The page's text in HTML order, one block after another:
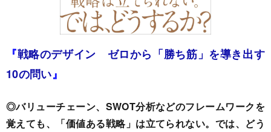
『戦略のデザイン ゼロから「勝ち筋」を導き出す
10の問い』
◎バリューチェーン、SWOT分析などのフレームワークを
覚えても、「価値ある戦略」は立てられない。では、どう